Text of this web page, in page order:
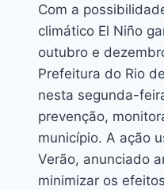
Com a
climático El Niño
outubro e
Prefeitura do Rio
nesta segunda-
prevenção,
município. A ação
Verão, anunciado
minimizar os